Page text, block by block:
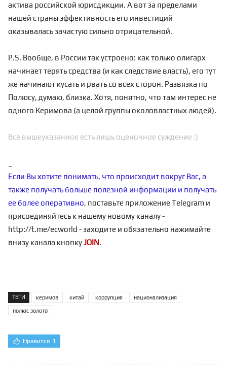
актива российской юрисдикции. А вот за пределами
нашей страны эффективность его инвестиций
оказывалась зачастую сильно отрицательной.
P.S. Вообще, в России так устроено: как только олигарх
начинает терять средства (и как следствие власть), его тут
же начинают кусать и рвать со всех сторон. Развязка по
Полюсу, думаю, близка. Хотя, понятно, что там интерес не
одного Керимова (а целой группы околовластных людей).
Всё вышеуказанное есть лишь оценочное суждение :)
Если Вы хотите понимать, что происходит вокруг Вас, а
также получать больше полезной информации и получать
ее более оперативно, поставьте приложение Telegram и
присоединяйтесь к нашему новому каналу -
http://t.me/ecworld - заходите и обязательно нажимайте
внизу канала кнопкуJOIN.
ТЕГИ керимов китай коррупция национализация
полюс золото
Нравится 1